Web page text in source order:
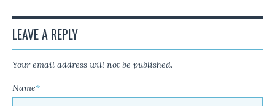
LEAVE A REPLY
Your email address will not be published.
Name*